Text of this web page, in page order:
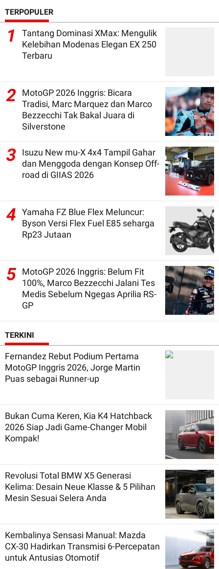
TERPOPULER
1
Tantang Dominasi XMax: Mengulik
Kelebihan Modenas Elegan EX 250
Terbaru
2
MotoGP 2026 Inggris: Bicara
Tradisi, Marc Marquez dan Marco
Bezzecchi Tak Bakal Juara di
Silverstone
3
Isuzu New mu-X 4x4 Tampil Gahar
dan Menggoda dengan Konsep Off-
road di GIIAS 2026
4
Yamaha FZ Blue Flex Meluncur:
Byson Versi Flex Fuel E85 seharga
Rp23 Jutaan
5 MotoGP 2026 Inggris: Belum Fit
100%, Marco Bezzecchi Jalani Tes
Medis Sebelum Ngegas Aprilia RS-
GP
TERKINI
Fernandez Rebut Podium Pertama
MotoGP Inggris 2026, Jorge Martin
Puas sebagai Runner-up
Bukan Cuma Keren, Kia K4 Hatchback
2026 Siap Jadi Game-Changer Mobil
Kompak!
Revolusi Total BMW X5 Generasi
Kelima: Desain Neue Klasse & 5 Pilihan
Mesin Sesuai Selera Anda
Kembalinya Sensasi Manual: Mazda
CX-30 Hadirkan Transmisi 6-Percepatan
untuk Antusias Otomotif